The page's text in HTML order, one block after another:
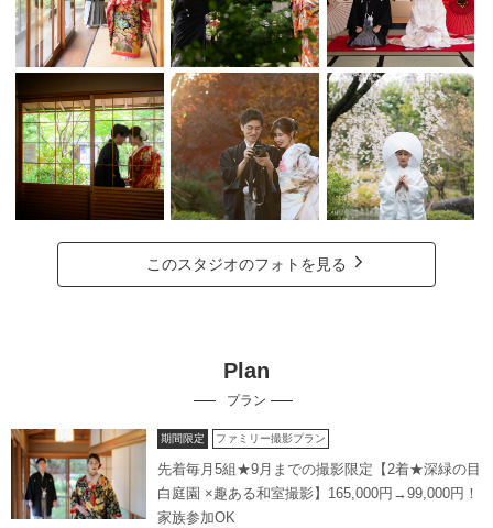
このスタジオのフォトを見る
Plan
プラン
期間限定 ファミリー撮影プラン
先着毎月5組★9月までの撮影限定【2着★深緑の目
白庭園 ×趣ある和室撮影】165,000円→99,000円！
家族参加OK